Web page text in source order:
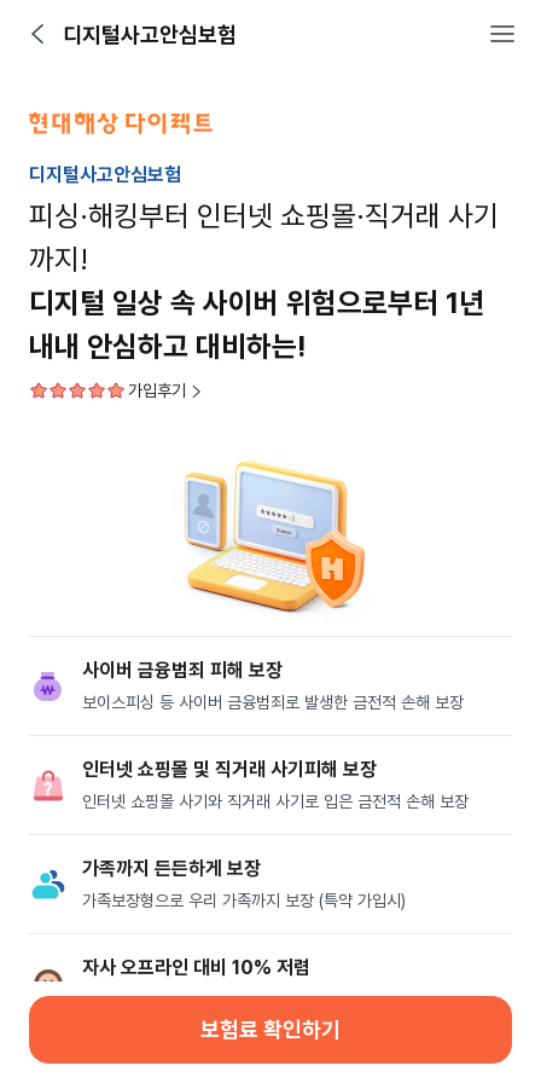
디지털사고안심보험
디지털사고안심보험
피싱·해킹부터 인터넷 쇼핑몰·직거래 사기
까지!
디지털 일상 속 사이버 위험으로부터 1년
내내 안심하고 대비하는!
가입후기
사이버 금융범죄 피해 보장
보이스피싱 등 사이버 금융범죄로 발생한 금전적 손해 보장
인터넷 쇼핑몰 및 직거래 사기피해 보장
인터넷 쇼핑몰 사기와 직거래 사기로 입은 금전적 손해 보장
가족까지 든든하게 보장
가족보장형으로 우리 가족까지 보장 (특약 가입시)
자사 오프라인 대비 10% 저렴
판매수수료가 없어 저렴한 보험료
보험료 확인하기